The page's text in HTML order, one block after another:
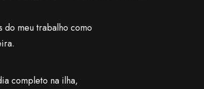
do meu trabalho como
completo na ilha,